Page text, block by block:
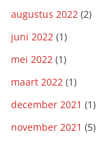
augustus 2022 (2)
juni 2022 (1)
mei 2022 (1)
maart 2022 (1)
december 2021 (1)
november 2021 (5)